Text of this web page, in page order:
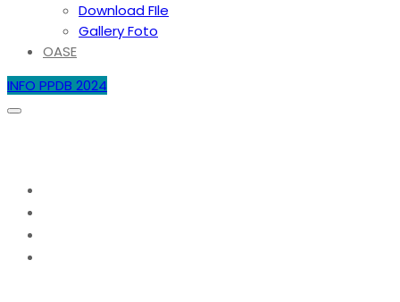
Download FIle
Gallery Foto
OASE
INFO PPDB 2024